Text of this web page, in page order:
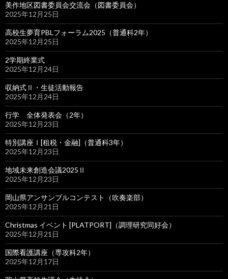
美作地区図書委員会交流会（図書委員会）
2025年12月25日
高校生夢育PBLフォーラム2025（普通科2年）
2025年12月25日
2学期終業式
2025年12月24日
収納式Ⅱ・生徒活動報告
2025年12月24日
行学 全体発表会（2年）
2025年12月23日
特別講座Ⅰ[租税・金融]（普通科3年）
2025年12月23日
地域未来創造会議2025Ⅱ
2025年12月23日
岡山県アンサンブルコンテスト（吹奏楽部）
2025年12月21日
Christmas イベント [PLATPORT]（調理研究同好会）
2025年12月21日
国際看護講座（専攻科2年）
2025年12月17日